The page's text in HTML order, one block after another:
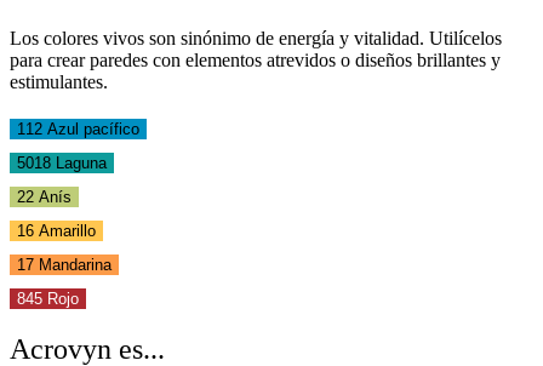
Los colores vivos son sinónimo de energía y vitalidad. Utilícelos
para crear paredes con elementos atrevidos o diseños brillantes y
estimulantes.
112 Azul pacífico
5018 Laguna
22 Anís
16 Amarillo
17 Mandarina
845 Rojo
Acrovyn es...